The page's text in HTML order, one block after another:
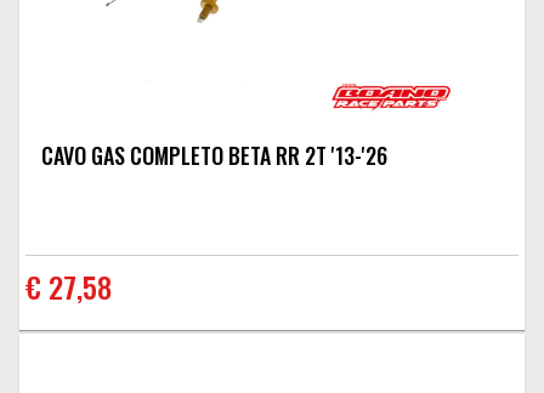
CAVO GAS COMPLETO BETA RR 2T '13-'26
€ 27,58